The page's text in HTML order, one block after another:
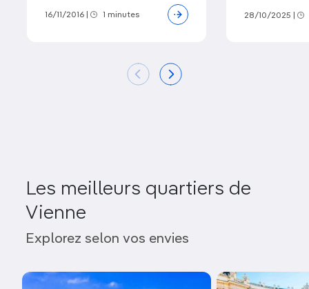
16/11/2016 1 minutes 28/10/2025
Les meilleurs quartiers de
Vienne
Explorez selon vos envies